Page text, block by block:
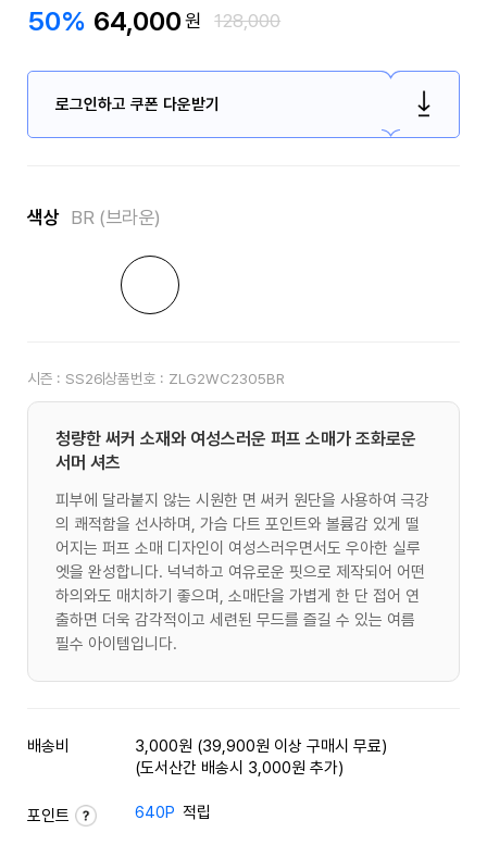
50% 64,000원 128,000
로그인하고 쿠폰 다운받기
색상 BR (브라운)
시즌 : SS26상품번호 : ZLG2WC2305BR
청량한 써커 소재와 여성스러운 퍼프 소매가 조화로운
서머 셔츠
피부에 달라붙지 않는 시원한 면 써커 원단을 사용하여 극강
의 쾌적함을 선사하며, 가슴 다트 포인트와 볼륨감 있게 떨
어지는 퍼프 소매 디자인이 여성스러우면서도 우아한 실루
엣을 완성합니다. 넉넉하고 여유로운 핏으로 제작되어 어떤
하의와도 매치하기 좋으며, 소매단을 가볍게 한 단 접어 연
출하면 더욱 감각적이고 세련된 무드를 즐길 수 있는 여름
필수 아이템입니다.
배송비
3,000원 (39,900원 이상 구매시 무료)
(도서산간 배송시 3,000원 추가)
포인트 640P 적립